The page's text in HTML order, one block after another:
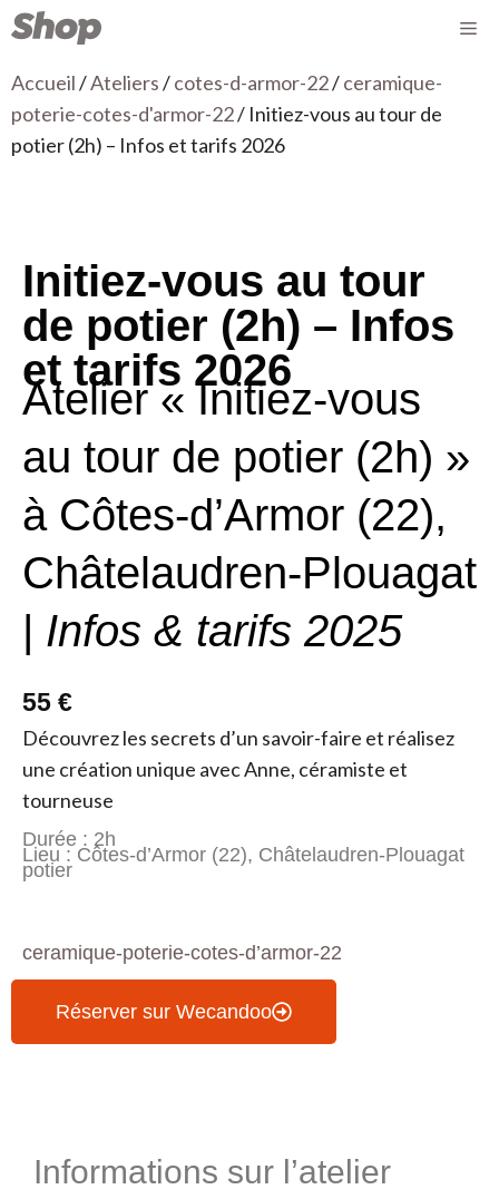
Accueil/Ateliers/cotes-d-armor-22/ceramique-
poterie-cotes-d'armor-22/ Initiez-vous au tour de
potier (2h) – Infos et tarifs 2026
Initiez-vous au tour
de potier (2h) – Infos
et tarifs 2026
Atelier « Initiez-vous
au tour de potier (2h) »
à Côtes-d’Armor (22),
Châtelaudren-Plouagat
| Infos & tarifs 2025
55 €
Découvrez les secrets d’un savoir-faire et réalisez
une création unique avec Anne, céramiste et
tourneuse
Durée : 2h
Lieu : Côtes-d’Armor (22), Châtelaudren-Plouagat
potier
ceramique-poterie-cotes-d’armor-22
Réserver sur Wecandoo
Informations sur l’atelier